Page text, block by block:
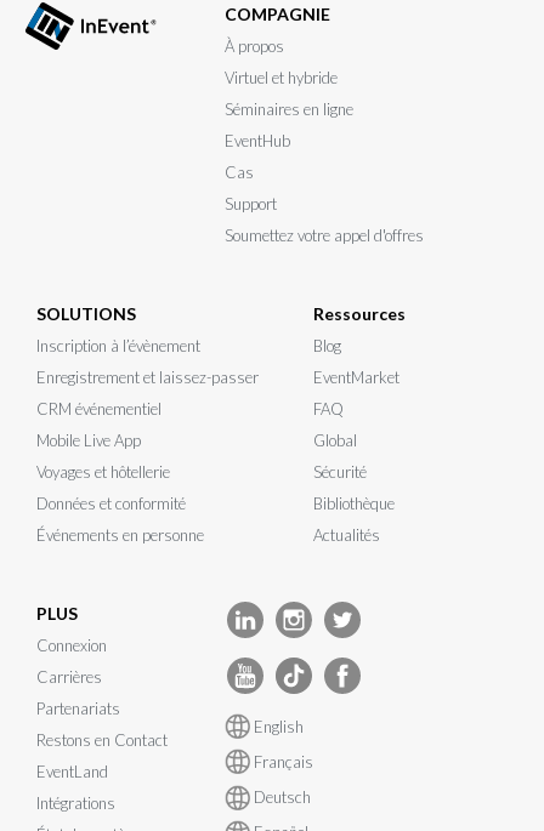
COMPAGNIE
À propos
Virtuel et hybride
Séminaires en ligne
EventHub
Cas
Support
Soumettez votre appel d'offres
SOLUTIONS
Inscription à l’évènement
Enregistrement et laissez-passer
CRM événementiel
Mobile Live App
Voyages et hôtellerie
Données et conformité
Événements en personne
Ressources
Blog
EventMarket
FAQ
Global
Sécurité
Bibliothèque
Actualités
PLUS
Connexion
Carrières
Partenariats
Restons en Contact
EventLand
Intégrations
English
Français
Deutsch